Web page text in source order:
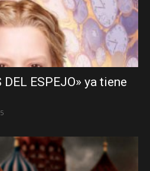
ESPEJO» ya tiene